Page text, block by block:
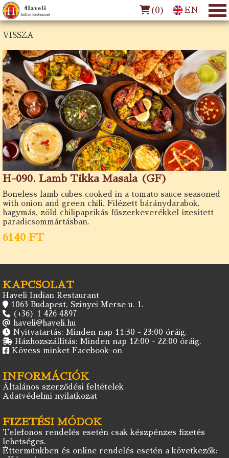
(0) EN
VISSZA
H-090. Lamb Tikka Masala (GF)
Boneless lamb cubes cooked in a tomato sauce seasoned
with onion and green chili. Filézett báránydarabok,
hagymás, zöld chilipaprikás fűszerkeverékkel ízesített
paradicsommártásban.
6140 FT
KAPCSOLAT
Haveli Indian Restaurant
1063 Budapest, Szinyei Merse u. 1.
(+36) 1 426 4897
haveli@haveli.hu
Nyitvatartás: Minden nap 11:30 - 23:00 óráig.
Házhozszállítás: Minden nap 12:00 - 22:00 óráig.
Kövess minket Facebook-on
INFORMÁCIÓK
Általános szerződési feltételek
Adatvédelmi nyilatkozat
FIZETÉSI MÓDOK
Telefonos rendelés esetén csak készpénzes fizetés
lehetséges.
Éttermünkben és online rendelés esetén a következők: